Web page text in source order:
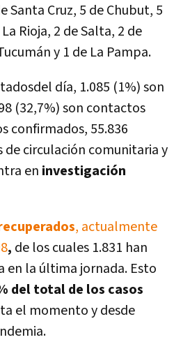
Santa Cruz, 5 de Chubut, 5
Rioja, 2 de Salta, 2 de
y 1 de La Pampa.
día, 1.085 (1%) son
(32,7%) son contactos
confirmados, 55.836
de circulación comunitaria y
en investigación
, actualmente
, de los cuales 1.831 han
en la última jornada. Esto
del total de los casos
el momento y desde